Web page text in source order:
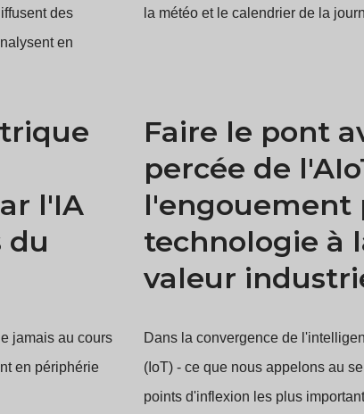
des
en
la météo et le calendrier de la
l'IA
du
jamais au cours
en périphérie
Faire le pont
percée de
l'engouement
technologie à
valeur
Dans la convergence de
(IoT) - ce que nous appelons au
points d'inflexion les plus